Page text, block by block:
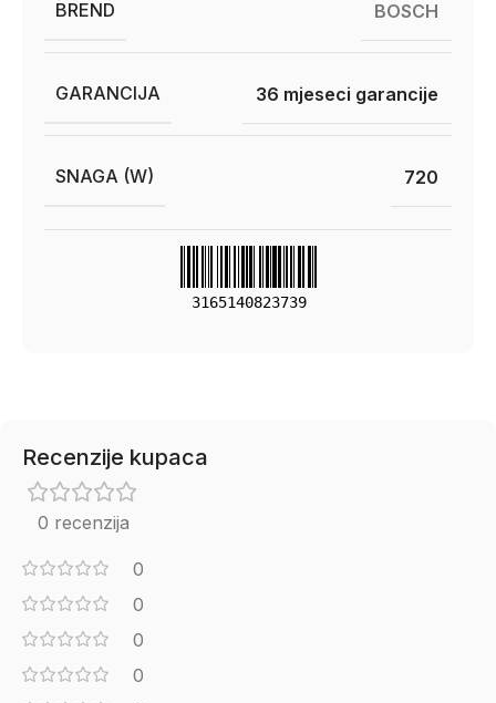
BREND BOSCH
GARANCIJA 36 mjeseci garancije
SNAGA (W) 720
3165140823739
Recenzije kupaca
0 recenzija
0
0
0
0